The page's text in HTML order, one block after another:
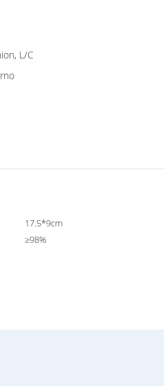
L/C
17.5*9cm
≥98%